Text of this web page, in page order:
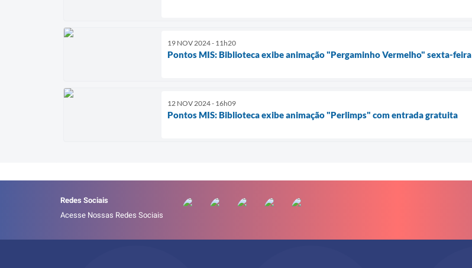
19 NOV 2024 - 11h20
Pontos MIS: Biblioteca exibe animação "Pergaminho Vermelho" sexta-feira
12 NOV 2024 - 16h09
Pontos MIS: Biblioteca exibe animação "Perlimps" com entrada gratuita
Redes Sociais
Acesse Nossas Redes Sociais